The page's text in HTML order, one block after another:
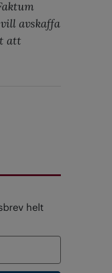
avskaffa
att
helt